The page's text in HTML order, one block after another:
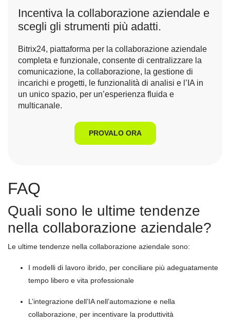
Incentiva la collaborazione aziendale e
scegli gli strumenti più adatti.
Bitrix24, piattaforma per la collaborazione aziendale
completa e funzionale, consente di centralizzare la
comunicazione, la collaborazione, la gestione di
incarichi e progetti, le funzionalità di analisi e l’IA in
un unico spazio, per un’esperienza fluida e
multicanale.
PROVALO ORA
FAQ
Quali sono le ultime tendenze
nella collaborazione aziendale?
Le ultime tendenze nella collaborazione aziendale sono:
I modelli di lavoro ibrido, per conciliare più adeguatamente
tempo libero e vita professionale
L’integrazione dell’IA nell’automazione e nella
collaborazione, per incentivare la produttività